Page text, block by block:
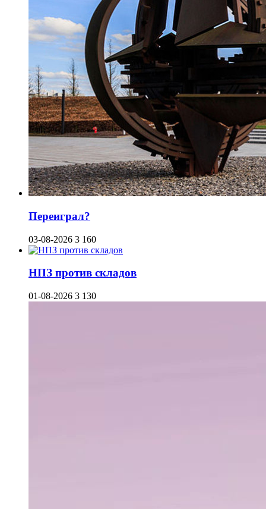
Переиграл?
03-08-2026 3 160
НПЗ против складов
01-08-2026 3 130